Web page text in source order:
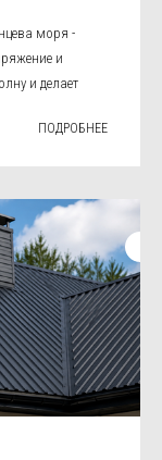
моря -
и
и делает
ПОДРОБНЕЕ